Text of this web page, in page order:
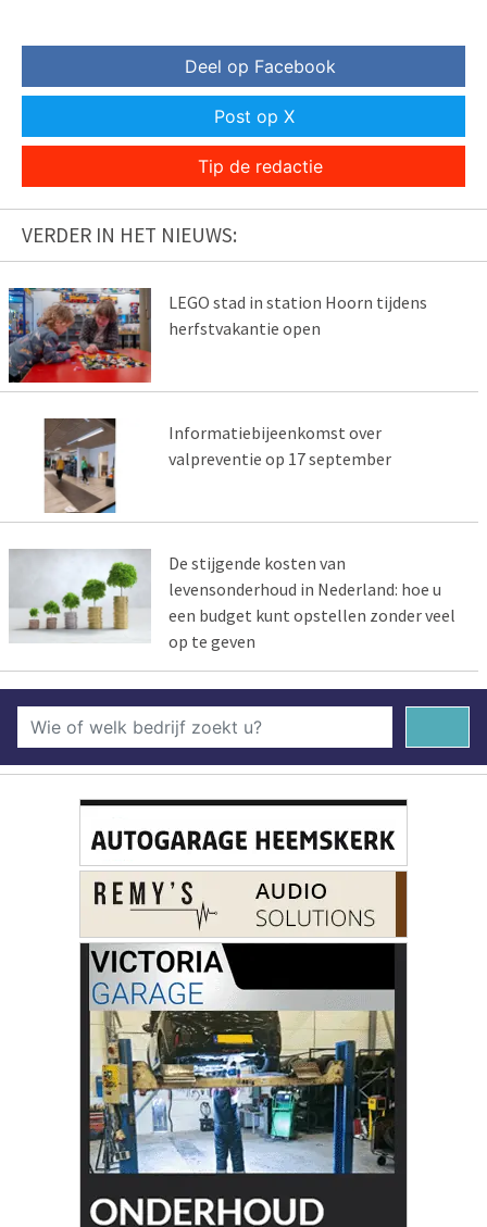
Deel op Facebook
Post op X
Tip de redactie
VERDER IN HET NIEUWS:
LEGO stad in station Hoorn tijdens
herfstvakantie open
Informatiebijeenkomst over
valpreventie op 17 september
De stijgende kosten van
levensonderhoud in Nederland: hoe u
een budget kunt opstellen zonder veel
op te geven